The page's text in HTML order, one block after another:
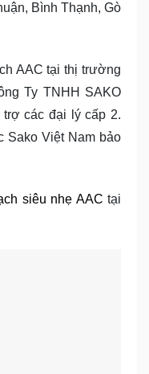
Bình Thạnh, Gò
AAC tại thị trường
Ty TNHH SAKO
các đại lý cấp 2.
Sako Việt Nam bảo
siêu nhẹ AAC tại